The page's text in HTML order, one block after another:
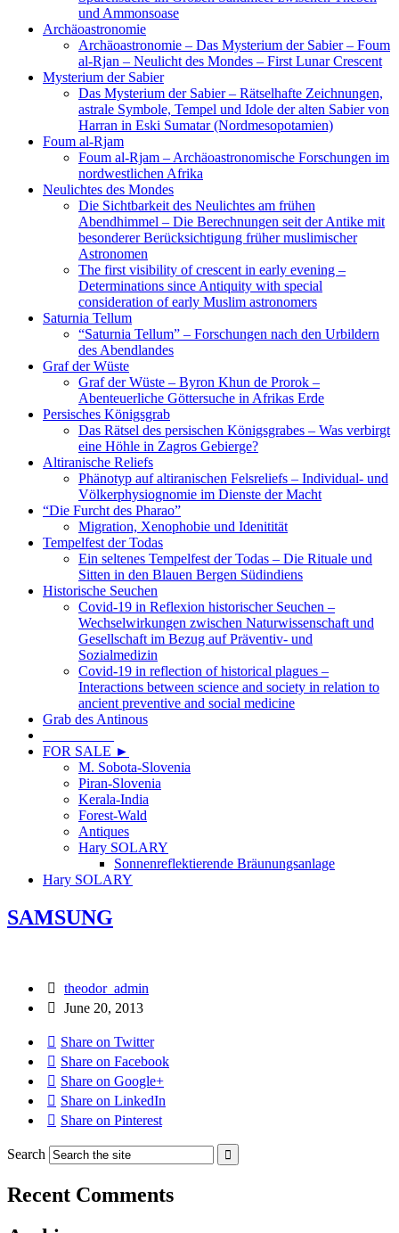
und Ammonsoase
Archäoastronomie
Archäoastronomie – Das Mysterium der Sabier – Foum
al-Rjan – Neulicht des Mondes – First Lunar Crescent
Mysterium der Sabier
Das Mysterium der Sabier – Rätselhafte Zeichnungen,
astrale Symbole, Tempel und Idole der alten Sabier von
Harran in Eski Sumatar (Nordmesopotamien)
Foum al-Rjam
Foum al-Rjam – Archäoastronomische Forschungen im
nordwestlichen Afrika
Neulichtes des Mondes
Die Sichtbarkeit des Neulichtes am frühen
Abendhimmel – Die Berechnungen seit der Antike mit
besonderer Berücksichtigung früher muslimischer
Astronomen
The first visibility of crescent in early evening –
Determinations since Antiquity with special
consideration of early Muslim astronomers
Saturnia Tellum
“Saturnia Tellum” – Forschungen nach den Urbildern
des Abendlandes
Graf der Wüste
Graf der Wüste – Byron Khun de Prorok –
Abenteuerliche Göttersuche in Afrikas Erde
Persisches Königsgrab
Das Rätsel des persischen Königsgrabes – Was verbirgt
eine Höhle in Zagros Gebierge?
Altiranische Reliefs
Phänotyp auf altiranischen Felsreliefs – Individual- und
Völkerphysiognomie im Dienste der Macht
“Die Furcht des Pharao”
Migration, Xenophobie und Idenitität
Tempelfest der Todas
Ein seltenes Tempelfest der Todas – Die Rituale und
Sitten in den Blauen Bergen Südindiens
Historische Seuchen
Covid-19 in Reflexion historischer Seuchen –
Wechselwirkungen zwischen Naturwissenschaft und
Gesellschaft im Bezug auf Präventiv- und
Sozialmedizin
Covid-19 in reflection of historical plagues –
Interactions between science and society in relation to
ancient preventive and social medicine
Grab des Antinous
FOR SALE ►
M. Sobota-Slovenia
Piran-Slovenia
Kerala-India
Forest-Wald
Antiques
Hary SOLARY
Sonnenreflektierende Bräunungsanlage
Hary SOLARY
SAMSUNG
theodor_admin
June 20, 2013
Share on Twitter
Share on Facebook
Share on Google+
Share on LinkedIn
Share on Pinterest
Search
Recent Comments